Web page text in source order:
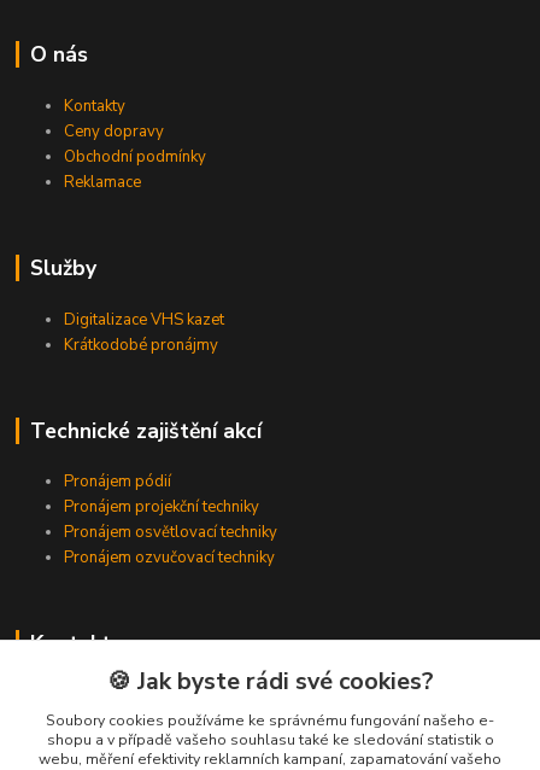
O nás
Kontakty
Ceny dopravy
Obchodní podmínky
Reklamace
Služby
Digitalizace VHS kazet
Krátkodobé pronájmy
Technické zajištění akcí
Pronájem pódií
Pronájem projekční techniky
Pronájem osvětlovací techniky
Pronájem ozvučovací techniky
Kontakty
Zákaznická podpora
+420 224 318 342
(Po-Pá, 9-16 hod.)
🍪 Jak byste rádi své cookies?
Soubory cookies používáme ke správnému fungování našeho e-
shopu a v případě vašeho souhlasu také ke sledování statistik o
webu, měření efektivity reklamních kampaní, zapamatování vašeho